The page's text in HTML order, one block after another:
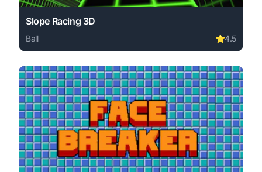
Slope Racing 3D
Ball ⭐4.5
Play Slope Racing 3D online free. ball game, no